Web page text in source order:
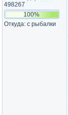
498267
100%
Откуда: с рыбалки